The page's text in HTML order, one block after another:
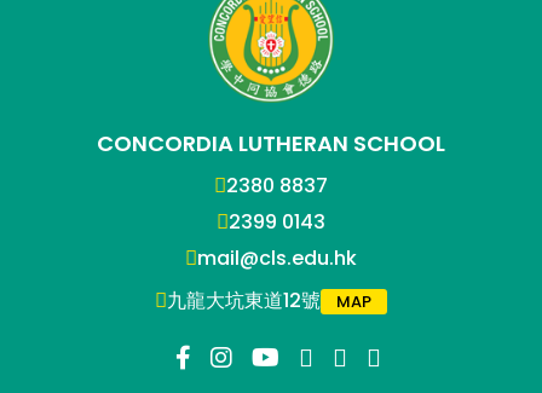
CONCORDIA LUTHERAN SCHOOL
2380 8837
2399 0143
mail@cls.edu.hk
九龍大坑東道12號
MAP